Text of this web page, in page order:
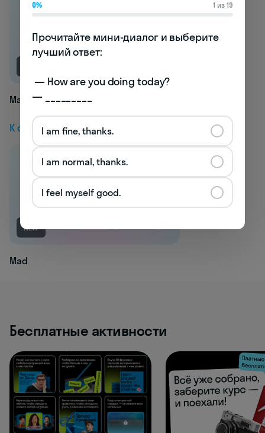
Machinable
К следующей статье
NEW
Mad
Бесплатные активности
0% 1 из 19
Прочитайте мини-диалог и выберите
лучший ответ:
— _________
I am fine, thanks.
I am normal, thanks.
I feel myself good.